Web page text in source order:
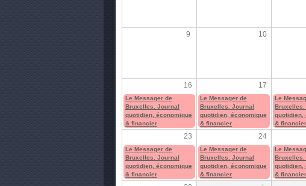
9 10
16 17
Le Messager de
Bruxelles. Journal
quotidien, économique
& financier
Le Messager de
Bruxelles. Journal
quotidien, économique
& financier
Le
Bruxelles.
quotidien,
& financier
23 24
Le Messager de
Bruxelles. Journal
quotidien, économique
& financier
Le Messager de
Bruxelles. Journal
quotidien, économique
& financier
Le
Bruxelles.
quotidien,
& financier